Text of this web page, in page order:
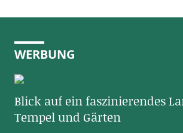
WERBUNG
Blick auf ein faszinierendes
Tempel und Gärten